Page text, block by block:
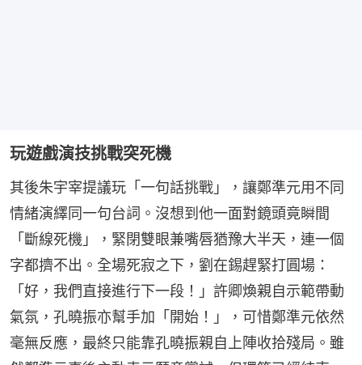
玩遊戲演技挑戰突死機
其後朱宇宰提議玩「一句話挑戰」，讓鄭準元用不同
情緒演繹同一句台詞。沒想到他一面對鏡頭竟瞬間
「斷線死機」，緊閉雙眼兼嘴唇猶豫大半天，連一個
字都擠不出。全場死寂之下，劉在錫趕緊打圓場：
「好，我們直接進行下一段！」許卿煥親自示範帶動
氣氛，孔曉振亦幫手加「開始！」，可惜鄭準元依然
毫無反應，最終只能靠孔曉振親自上陣收拾殘局。雖